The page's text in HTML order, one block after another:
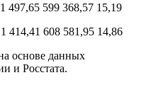
497,65 599 368,57 15,19
414,41 608 581,95 14,86
основе данных
и Росстата.